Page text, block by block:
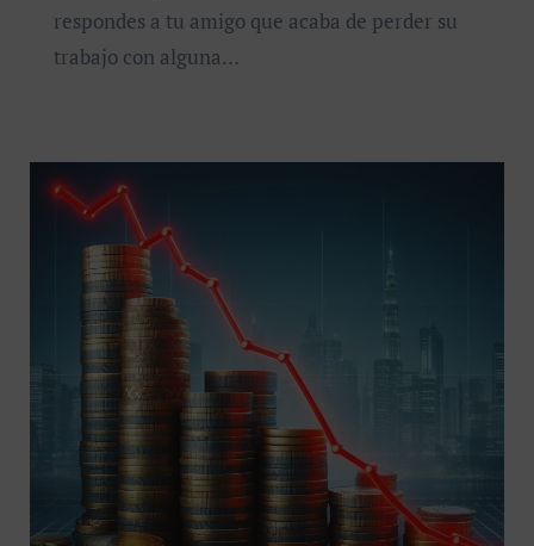
respondes a tu amigo que acaba de perder su
trabajo con alguna…